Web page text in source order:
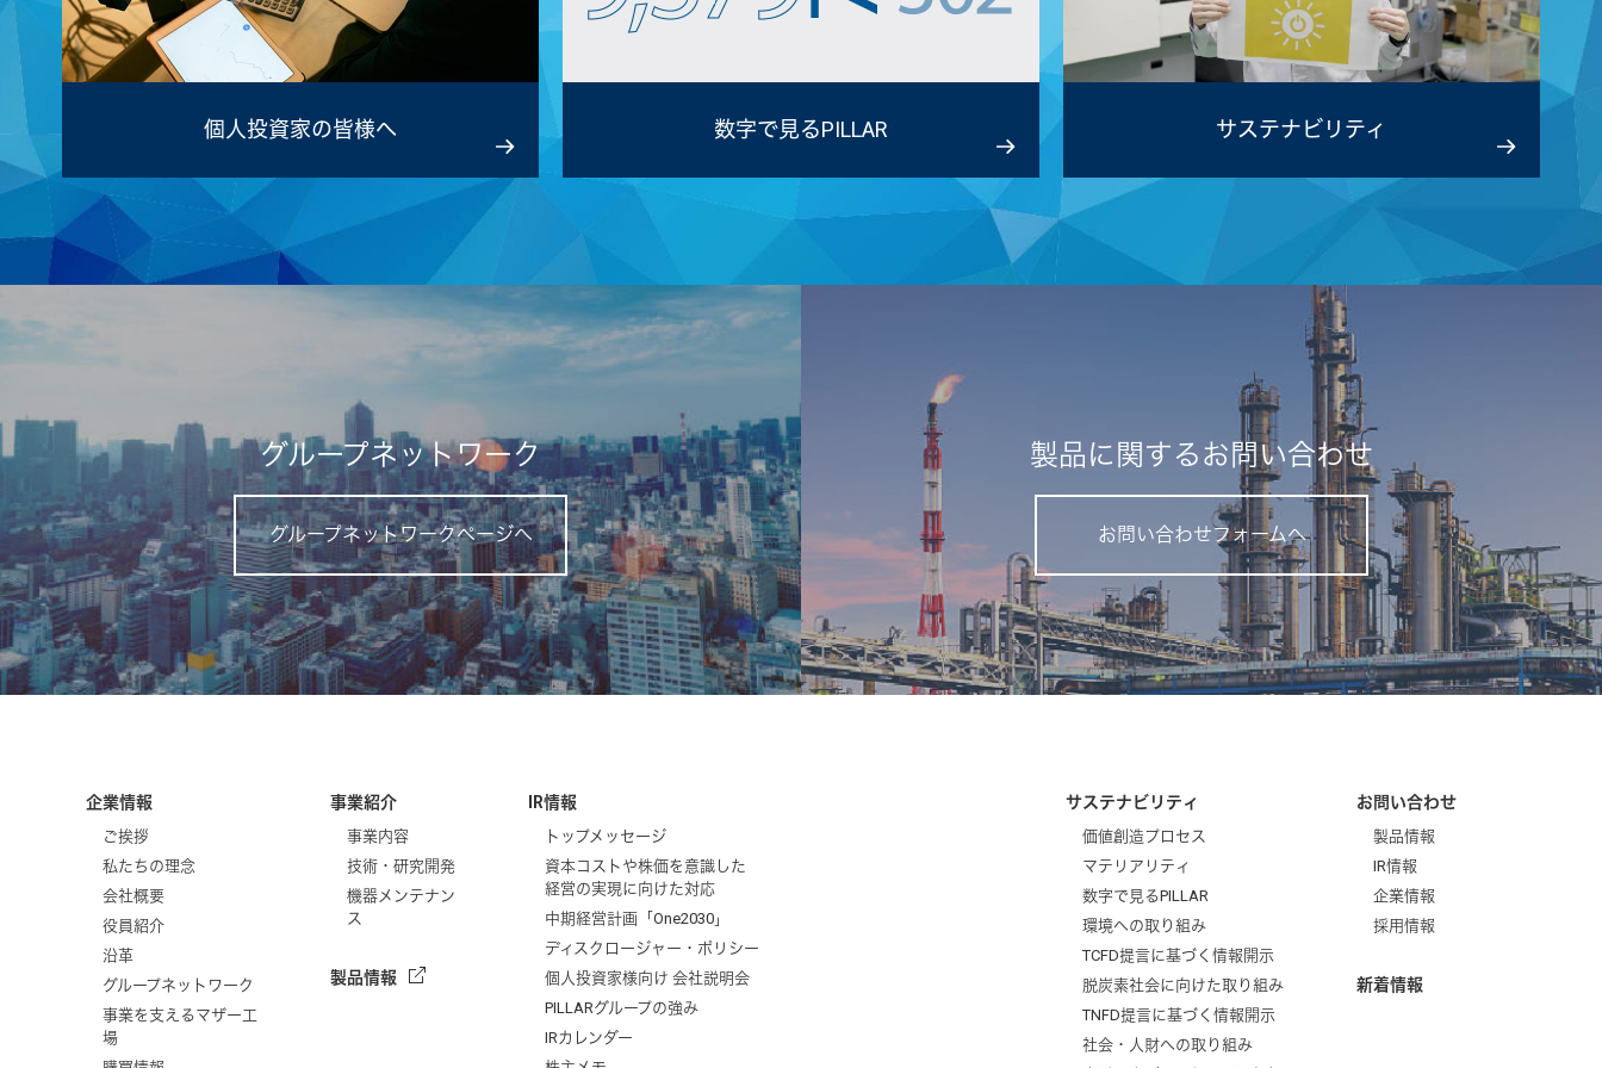
個人投資家の皆様へ 数字で見るPILLAR サステナビリティ
グループネットワーク
グループネットワークページへ
製品に関するお問い合わせ
お問い合わせフォームへ
企業情報
ご挨拶
私たちの理念
会社概要
役員紹介
沿革
グループネットワーク
事業を支えるマザー工
場
事業紹介
事業内容
技術・研究開発
機器メンテナン
ス
製品情報
IR情報
トップメッセージ
資本コストや株価を意識した
経営の実現に向けた対応
中期経営計画「One2030」
ディスクロージャー・ポリシー
個人投資家様向け 会社説明会
PILLARグループの強み
IRカレンダー
サステナビリティ
価値創造プロセス
マテリアリティ
数字で見るPILLAR
環境への取り組み
TCFD提言に基づく情報開示
脱炭素社会に向けた取り組み
TNFD提言に基づく情報開示
社会・人財への取り組み
お問い合わせ
製品情報
IR情報
企業情報
採用情報
新着情報